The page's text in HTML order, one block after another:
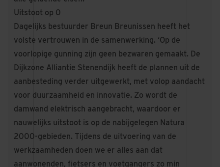
Uitstoot op 0
Dagelijks bestuurder Breun Breunissen heeft het
volste vertrouwen in de samenwerking. ‘Op de
voorlopige gunning zijn geen bezwaren gemaakt. De
Dijkzone Alliantie Stenendijk heeft de plannen uit de
aanbesteding verder uitgewerkt, met volop aandacht
voor duurzaamheid en innovatie. Zo wordt de
damwand elektrisch aangebracht, waardoor er
nauwelijks uitstoot is op de nabijgelegen Natura
2000-gebieden. Tijdens de uitvoering van de
werkzaamheden doen we er alles aan dat
aanwonenden, fietsers en voetgangers zo min